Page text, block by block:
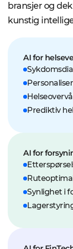
bransjer og
kunstig
AI for
Prediktiv
AI for
Synlighet i